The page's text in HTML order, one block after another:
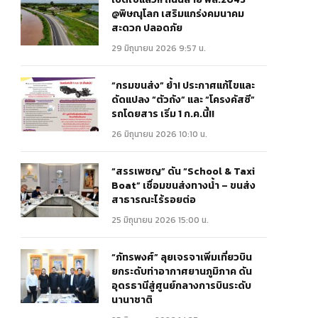
@พิษณุโลก เสริมแกร่งคมนาคม
สะดวก ปลอดภัย
29 มิถุนายน 2026 9:57 น.
“กรมขนส่ง” ย้ำ! ประกาศแก้ไขและ
ดัดแปลง “ตัวถัง” และ “โครงคัสซี”
รถโดยสาร เริ่ม 1 ก.ค.นี้!!
26 มิถุนายน 2026 10:10 น.
“สรรเพชญ” ดัน “School & Taxi
Boat” เชื่อมขนส่งทางน้ำ – ขนส่ง
สาธารณะไร้รอยต่อ
25 มิถุนายน 2026 15:00 น.
“ภัทรพงศ์” ลุยเจรจาเพิ่มเที่ยวบิน
ยกระดับท่าอากาศยานภูมิภาค ดัน
อุดรธานีสู่ศูนย์กลางการบินระดับ
นานาชาติ